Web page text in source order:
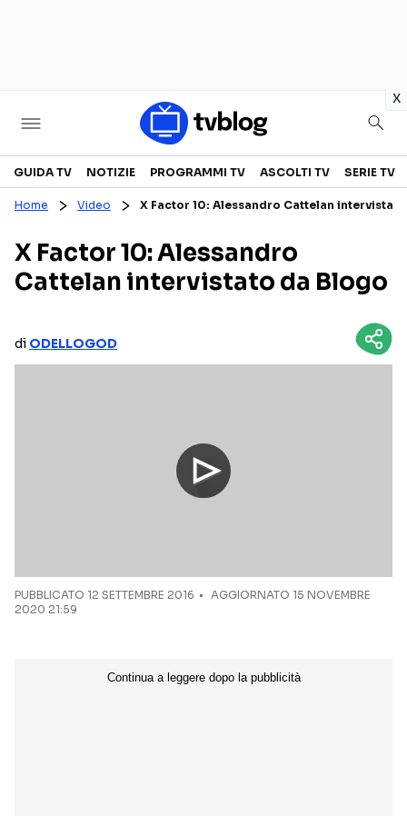
x
Televisione
CANALI TV
PROGRAMMI TV
SERIE TV
REALITY SHOW
AMAZON PRIME VIDEO
DAZN
Categorie
RUBRICHE
GUIDA TV NOTIZIE PROGRAMMI TV ASCOLTI TV SERIE TV
Home Video X Factor 10: Alessandro Cattelan
X Factor 10: Alessandro
Cattelan intervistato da Blogo
di ODELLOGOD
PUBBLICATO 12 SETTEMBRE 2016
AGGIORNATO 15 NOVEMBRE
2020 21:59